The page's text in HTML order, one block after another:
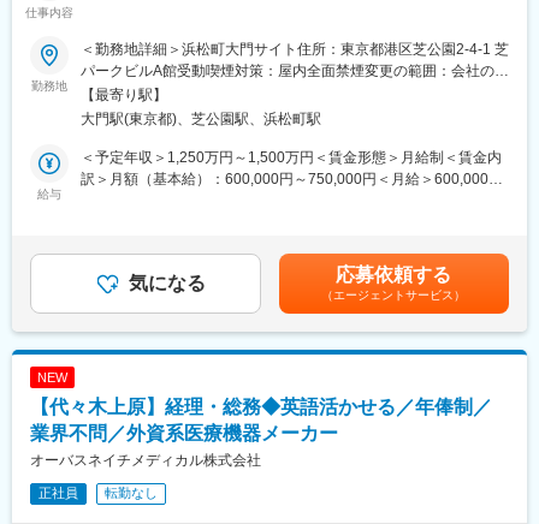
■働く環境
・HQ機能として、国内外の関係部署と連携するポジションです。
・多様な専門性を持つメンバーと協働します。
■働き方
・オンライン会議を活用したグローバル連携
・海外拠点支援を目的とした出張あり
サービス事業企画の中核人材として経験を積み、将来的にはグロ
ーバルサービス戦略や事業運営を担う役割へと広がります。
光学・センシング・AI技術を融合し、建設・農業・ヘルスケアの
や診断支援を革新。海外売上比率80%以上、現地ニーズに応える
ローカライズ戦略を推進し、国際的なキャリア形成に最適な環境
です。
変更の範囲：会社の定める業務
仕事内容
情報機器事業には以下の二つの事業が含まれます。
（1）デジタルワークプレイス事業
複合機及び関連消耗品の開発・製造・販売、並びに関連サービ
ス・ソリューション、及びITサービス・ソリューションの提供
（2）プロフェッショナルプリント事業
デジタル印刷システム・関連消耗品の開発・製造・販売、各種印
刷サービス・ソリューションの提供
算・見通し）並びに予算・中期計画策定
・BU（ビジネスユニット）別損益管理並びに損益・CF・資本効
率改善に向けた施策検討・立案
※将来的には、マネージャーとしてチームメンバーのマネージメン
ト（部下の目標設定・評価・教育も含む）も担っていただく期待
があります。
■働き方：
勤務地
＜勤務地詳細＞浜松町大門サイト住所：東京都港区芝公園2-4-1 芝
パークビルA館受動喫煙対策：屋内全面禁煙変更の範囲：会社の定
める事業所（リモートワーク含む）
【最寄り駅】
大門駅(東京都)、芝公園駅、浜松町駅
給与
＜予定年収＞1,250万円～1,500万円＜賃金形態＞月給制＜賃金内
訳＞月額（基本給）：600,000円～750,000円＜月給＞600,000円
下する可能性があります。月給(月額)は固定手当を含めた表記で
す。
気になる 応募依頼する
（エージェントサービス）
NEW
【代々木上原】経理・総務◆英語活かせる／年俸制／
業界不問／外資系医療機器メーカー
オーバスネイチメディカル株式会社
正社員 転勤なし